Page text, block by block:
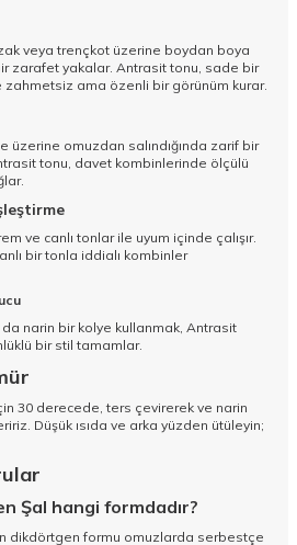
veya trençkot üzerine boydan boya
zarafet yakalar. Antrasit tonu, sade bir
ama özenli bir görünüm kurar.
omuzdan salındığında zarif bir
tonu, davet kombinlerinde ölçülü
ve canlı tonlar ile uyum içinde çalışır.
bir tonla iddialı kombinler
narin bir kolye kullanmak, Antrasit
bir stil tamamlar.
30 derecede, ters çevirerek ve narin
Düşük ısıda ve arka yüzden ütüleyin;
Şal hangi formdadır?
dikdörtgen formu omuzlarda serbestçe